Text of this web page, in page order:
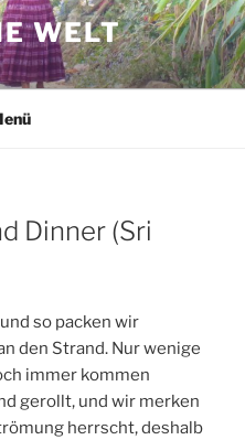
WELT
Dinner (Sri
so packen wir
den Strand. Nur wenige
immer kommen
gerollt, und wir merken
herrscht, deshalb